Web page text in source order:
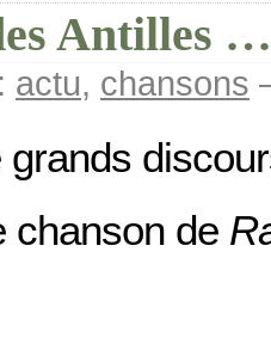
Antilles …
actu, chansons
grands
chanson de